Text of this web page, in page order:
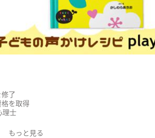
了
を取得
理士
として後進に育成にあたる
もっと見る